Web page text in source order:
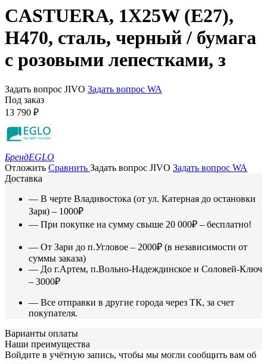
CASTUERA, 1X25W (E27),
H470, сталь, черный / бумага
с розовыми лепестками, з
Задать вопрос JIVO Задать вопрос WA
Под заказ
13 790 ₽
БрендEGLO
Отложить Сравнить Задать вопрос JIVO Задать вопрос WA
Доставка
— В черте Владивостока (от ул. Катерная до остановки
Заря) – 1000₽
— При покупке на сумму свыше 20 000₽ – бесплатно!
— От Зари до п.Угловое – 2000₽ (в независимости от
суммы заказа)
— До г.Артем, п.Вольно-Надеждинское и Соловей-Ключ
– 3000₽
— Все отправки в другие города через ТК, за счет
покупателя.
Варианты оплаты
Наши преимущества
Войдите в учётную запись, чтобы мы могли сообщить вам об